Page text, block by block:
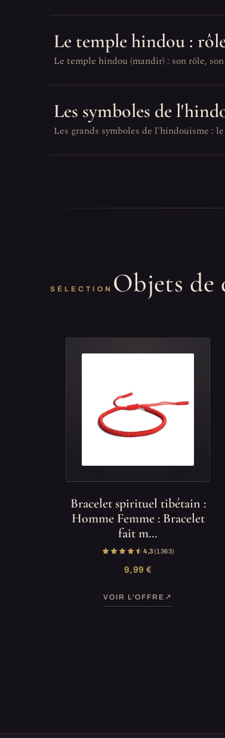
Le temple hindou :
Le temple hindou (mandir) : son rôle,
Les symboles de
Les grands symboles de l'hindouisme :
SÉLECTION Objets de
Bracelet spirituel tibétain :
Homme Femme : Bracelet
fait m…
4,3(1 363)
9,99 €
VOIR L'OFFRE